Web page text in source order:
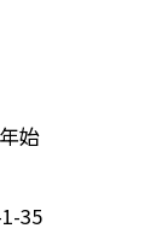
始
1-35